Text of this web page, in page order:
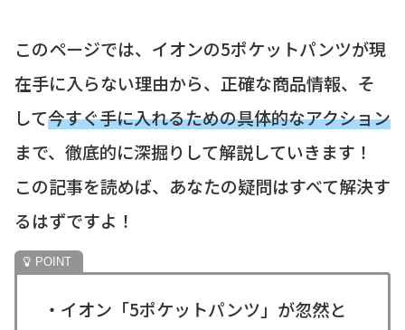
このページでは、イオンの5ポケットパンツが現
在手に入らない理由から、正確な商品情報、そ
して今すぐ手に入れるための具体的なアクション
まで、徹底的に深掘りして解説していきます！
この記事を読めば、あなたの疑問はすべて解決す
るはずですよ！
・イオン「5ポケットパンツ」が忽然と